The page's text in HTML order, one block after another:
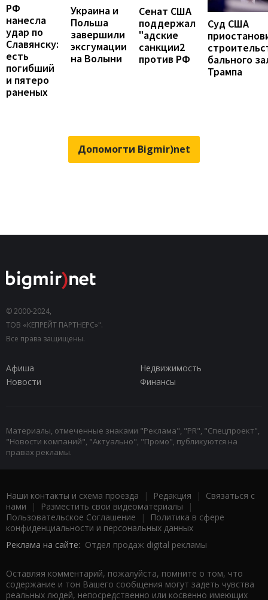
РФ
нанесла
удар по
Славянску:
есть
погибший
и пятеро
раненых
Украина и
Польша
завершили
эксгумации
на Волыни
Сенат США
поддержал
"адские
санкции2
против РФ
Суд США
бального
Трампа
Допомогти Bigmir)net
© 2000-2024,
ТОВ «КЕПРЕЙТ ПАРТНЕРС»".
Все права защищены.
Афиша
Недвижимость
Новости
Финансы
Материалы, отмеченные знаками "Реклама", "PR", "Спецпроект",
"Новости компаний", "Актуально", "Промо", публикуются на
правах рекламы.
Наши контакты и схема проезда | Редакция | Связаться с
нами | Разместить свои видеоматериалы |
Пользовательское Соглашение |
Политика в сфере
конфиденциальности и персональных данных
Реклама на сайте: Отдел продаж digital рекламы
Оставляя комментарий, пожалуйста, помните о том, что
содержание и тон Вашего сообщения могут задеть чувства
реальных людей, непосредственно или косвенно имеющих